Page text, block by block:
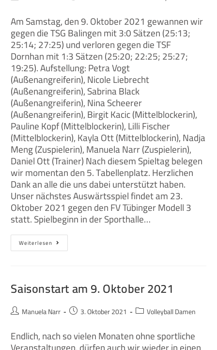
Am Samstag, den 9. Oktober 2021 gewannen wir
gegen die TSG Balingen mit 3:0 Sätzen (25:13;
25:14; 27:25) und verloren gegen die TSF
Dornhan mit 1:3 Sätzen (25:20; 22:25; 25:27;
19:25). Aufstellung: Petra Vogt
(Außenangreiferin), Nicole Liebrecht
(Außenangreiferin), Sabrina Black
(Außenangreiferin), Nina Scheerer
(Außenangreiferin), Birgit Kacic (Mittelblockerin),
Pauline Kopf (Mittelblockerin), Lilli Fischer
(Mittelblockerin), Kayla Ott (Mittelblockerin), Nadja
Meng (Zuspielerin), Manuela Narr (Zuspielerin),
Daniel Ott (Trainer) Nach diesem Spieltag belegen
wir momentan den 5. Tabellenplatz. Herzlichen
Dank an alle die uns dabei unterstützt haben.
Unser nächstes Auswärtsspiel findet am 23.
Oktober 2021 gegen den FV Tübinger Modell 3
statt. Spielbeginn in der Sporthalle…
Weiterlesen
Saisonstart am 9. Oktober 2021
Manuela Narr 3. Oktober 2021 Volleyball Damen
Endlich, nach so vielen Monaten ohne sportliche